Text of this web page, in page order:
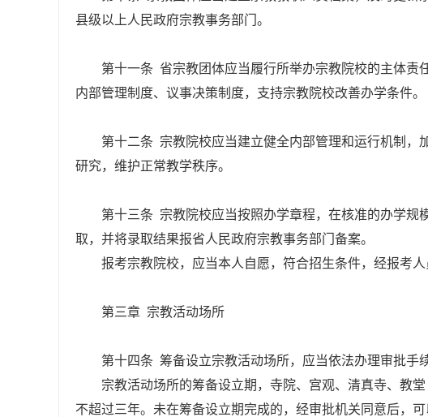
县级以上人民政府宗教事务部门。
第十一条 省宗教团体应当履行所举办宗教院校的主体责
内部管理制度、议事决策制度，支持宗教院校改善办学条件。
第十二条 宗教院校应当建立健全内部管理和运行机制，
研究，维护正常教学秩序。
第十三条 宗教院校应当按照办学章程，在核准的办学规
取，并将录取结果报省人民政府宗教事务部门备案。
报考宗教院校，应当本人自愿，符合招生条件，经报考
第三章 宗教活动场所
第十四条 筹备设立宗教活动场所，应当依法办理审批手
宗教活动场所的筹备设立期，寺院、宫观、清真寺、教
不超过三年。未在筹备设立期完成的，经审批机关同意后，